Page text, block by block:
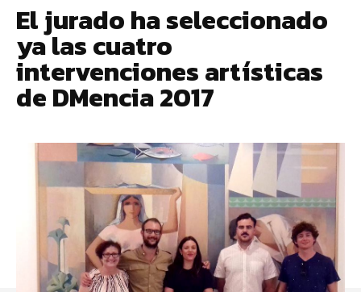
El jurado ha seleccionado
ya las cuatro
intervenciones artísticas
de DMencia 2017